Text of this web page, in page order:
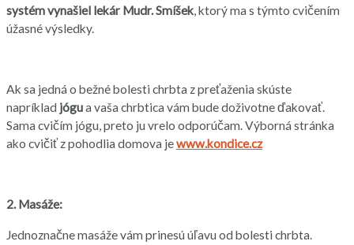
systém vynašiel lekár Mudr. Smíšek, ktorý ma s týmto cvičením
úžasné výsledky.
Ak sa jedná o bežné bolesti chrbta z preťaženia skúste
napríklad jógua vaša chrbtica vám bude doživotne ďakovať.
Sama cvičím jógu, preto ju vrelo odporúčam. Výborná stránka
ako cvičiť z pohodlia domova jewww.kondice.cz
2. Masáže:
Jednoznačne masáže vám prinesú úľavu od bolesti chrbta.